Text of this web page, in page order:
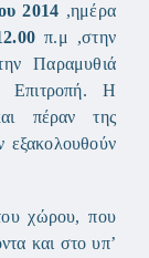
2014 ,ημέρα
π.μ ,στην
Παραμυθιά
Επιτροπή. Η
πέραν της
εξακολουθούν
χώρου, που
και στο υπ’